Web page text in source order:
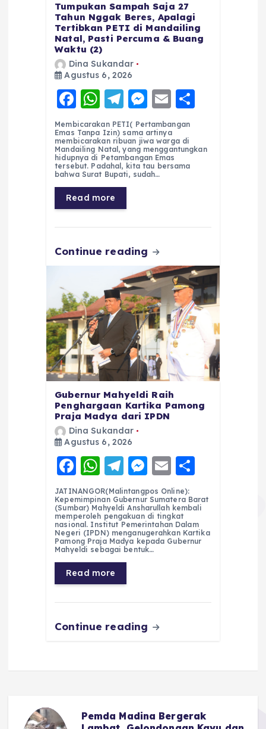
Tumpukan Sampah Saja 27
Tahun Nggak Beres, Apalagi
Tertibkan PETI di Mandailing
Natal, Pasti Percuma & Buang
Waktu (2)
Dina Sukandar
Agustus 6, 2026
F
a
c
e
b
o
o
k
W
h
a
ts
A
p
p
T
el
e
g
r
a
m
M
e
ss
e
n
E
m
ai
l
re
Membicarakan PETI( Pertambangan
Emas Tanpa Izin) sama artinya
membicarakan ribuan jiwa warga di
Mandailing Natal, yang menggantungkan
hidupnya di Petambangan Emas
tersebut. Padahal, kita tau bersama
bahwa Surat Bupati, sudah…
Read more
Continue reading
Gubernur Mahyeldi Raih
Penghargaan Kartika Pamong
Praja Madya dari IPDN
Dina Sukandar
Agustus 6, 2026
F
a
c
e
b
o
o
k
W
h
a
ts
A
p
p
T
el
e
g
r
a
m
M
e
ss
e
n
E
m
ai
l
a
re
JATINANGOR(Malintangpos Online):
Kepemimpinan Gubernur Sumatera Barat
(Sumbar) Mahyeldi Ansharullah kembali
memperoleh pengakuan di tingkat
nasional. Institut Pemerintahan Dalam
Negeri (IPDN) menganugerahkan Kartika
Pamong Praja Madya kepada Gubernur
Mahyeldi sebagai bentuk…
Read more
Continue reading
Pemda Madina Bergerak